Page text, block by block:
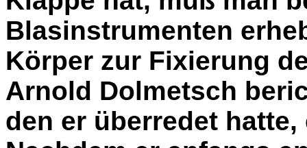
Blasinstrumenten
Körper zur Fixierung
Arnold Dolmetsch
den er überredet